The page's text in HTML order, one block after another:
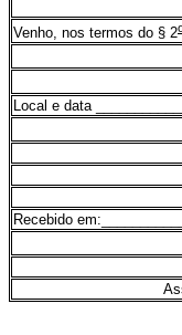
Venho, nos termos do § 2
Local e data
Recebido